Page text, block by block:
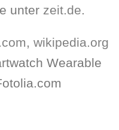
unter zeit.de.
, wikipedia.org
Wearable